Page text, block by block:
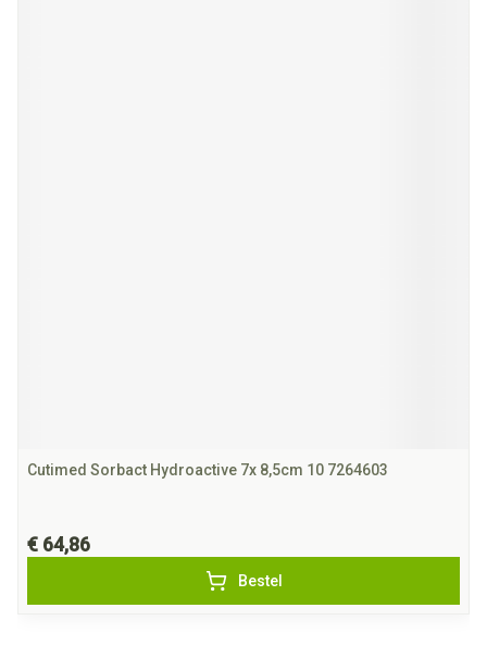
Cutimed Sorbact Hydroactive 7x 8,5cm 10 7264603
€ 64,86
Bestel